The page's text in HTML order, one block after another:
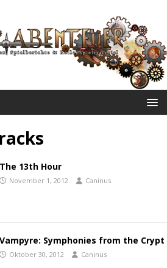
The 13th Hour
November 1, 2012 Caninus
Vampyre: Symphonies from the Crypt
Oktober 30, 2012 Caninus